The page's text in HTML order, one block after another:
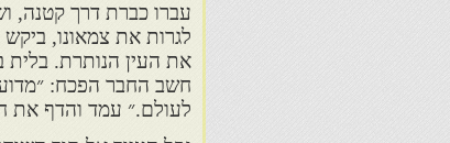
עברו כברת דרך קטנה,
לגרות את צמאונו,
את העין הנותרת. בלית
חשב החבר הפכח: ״מדוע
לעולם.״ עמד והדף את